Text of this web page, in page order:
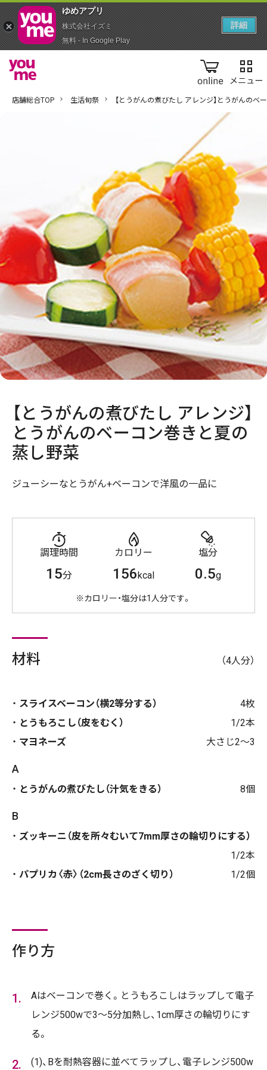
online
店舗総合TOP 生活旬祭 【とうがんの煮びたし アレンジ】とうがんのベ
【とうがんの煮びたし アレンジ】
とうがんのベーコン巻きと夏の
蒸し野菜
ジューシーなとうがん+ベーコンで洋風の一品に
調理時間
15分
カロリー
156kcal
塩分
0.5g
※カロリー・塩分は1人分です。
材料 （4人分）
スライスベーコン（横2等分する）
4枚
とうもろこし（皮をむく）
1/2本
マヨネーズ
大さじ2〜3
A
とうがんの煮びたし（汁気をきる） 8個
B
ズッキーニ（皮を所々むいて7mm厚さの輪切りにする）
1/2本
パプリカ〈赤〉（2cm長さのざく切り）
1/2個
作り方
Aはベーコンで巻く。とうもろこしはラップして電子
レンジ500wで3～5分加熱し、1cm厚さの輪切りにす
る。
(1)、Bを耐熱容器に並べてラップし、電子レンジ500w
ゆめアプ‪リ‬
株式会社イズミ
無料 - In Google Play
詳細